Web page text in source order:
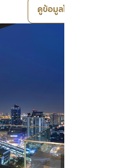
ดูข้อมูลโครงการ